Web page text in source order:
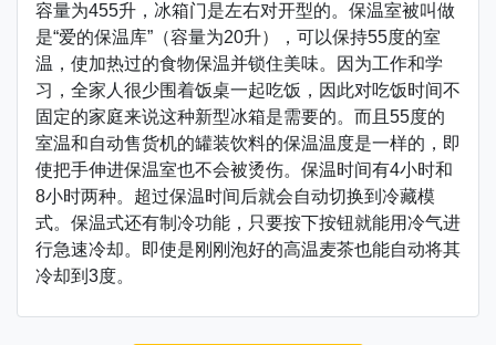
容量为455升，冰箱门是左右对开型的。保温室被叫做
是“爱的保温库”（容量为20升），可以保持55度的室
温，使加热过的食物保温并锁住美味。因为工作和学
习，全家人很少围着饭桌一起吃饭，因此对吃饭时间不
固定的家庭来说这种新型冰箱是需要的。而且55度的
室温和自动售货机的罐装饮料的保温温度是一样的，即
使把手伸进保温室也不会被烫伤。保温时间有4小时和
8小时两种。超过保温时间后就会自动切换到冷藏模
式。保温式还有制冷功能，只要按下按钮就能用冷气进
行急速冷却。即使是刚刚泡好的高温麦茶也能自动将其
冷却到3度。